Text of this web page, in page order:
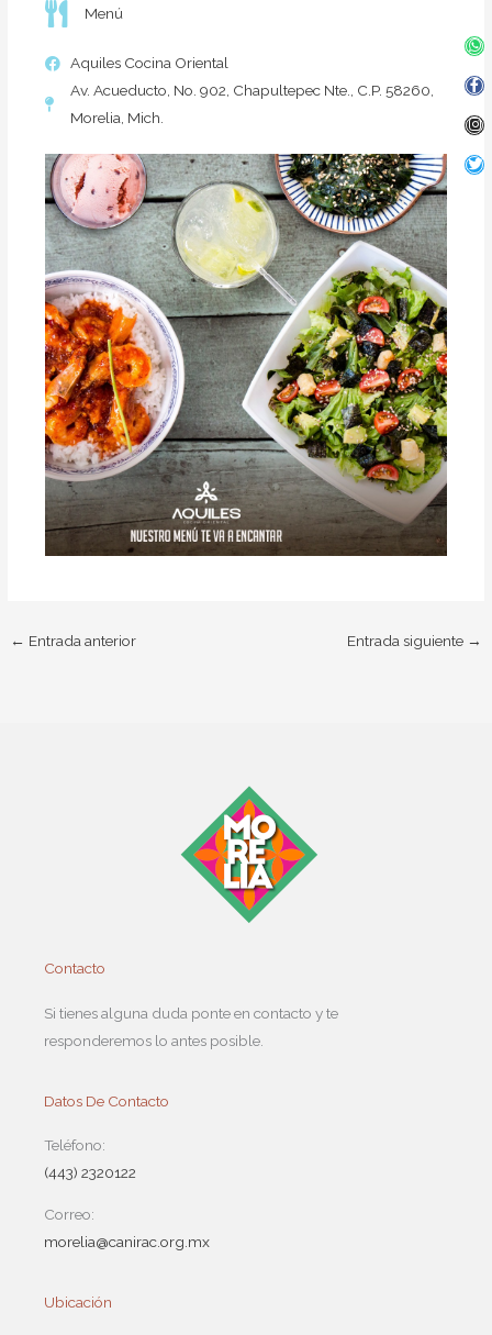
Menú
Aquiles Cocina Oriental
Av. Acueducto, No. 902, Chapultepec Nte., C.P. 58260,
Morelia, Mich.
← Entrada anterior Entrada siguiente →
Contacto
Si tienes alguna duda ponte en contacto y te
responderemos lo antes posible.
Datos De Contacto
Teléfono:
(443) 2320122
Correo:
morelia@canirac.org.mx
Ubicación
f